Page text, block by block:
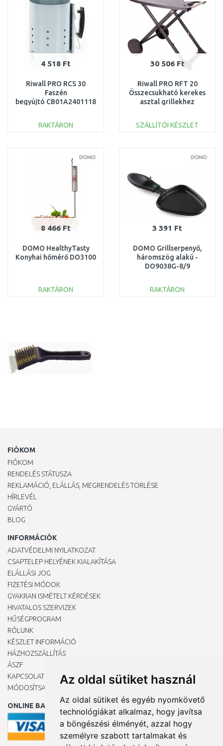
Az oldal sütiket használ
Az oldal sütiket és egyéb nyomkövető
technológiákat alkalmaz, hogy javítsa
a böngészési élményét, azzal hogy
személyre szabott tartalmakat és
4 518 Ft
Riwall PRO RCS 30
Faszén
begyújtó CB01A2401118B
RAKTÁRON
Összehasonlítás
30 506 Ft
Riwall PRO RFT 20
Összecsukható kerekes
asztal grillekhez
SZÁLLÍTÓI KÉSZLET
Összehasonlítás
8 466 Ft
DOMO HealthyTasty
Konyhai hőmérő DO3100
RAKTÁRON
3 391 Ft
DOMO Grillserpenyő,
háromszög alakú -
DO9038G-8/9
RAKTÁRON
FIÓKOM
FIÓKOM
RENDELÉS STÁTUSZA
REKLAMÁCIÓ, ELÁLLÁS, MEGRENDELÉS TÖRLÉSE
HÍRLEVÉL
GYÁRTÓ
BLOG
INFORMÁCIÓK
ADATVÉDELMI NYILATKOZAT
CSAPTELEP HELYÉNEK KIALAKÍTÁSA
ELÁLLÁSI JOG
FIZETÉSI MÓDOK
GYAKRAN ISMÉTELT KÉRDÉSEK
HIVATALOS SZERVIZEK
HŰSÉGPROGRAM
RÓLUNK
KÉSZLET INFORMÁCIÓ
HÁZHOZSZÁLLÍTÁS
ÁSZF
KAPCSOLAT
MÓDOSÍTSA A COOKIE-BEÁLLÍTÁSAIMAT
ONLINE BANKKÁRTYÁVAL